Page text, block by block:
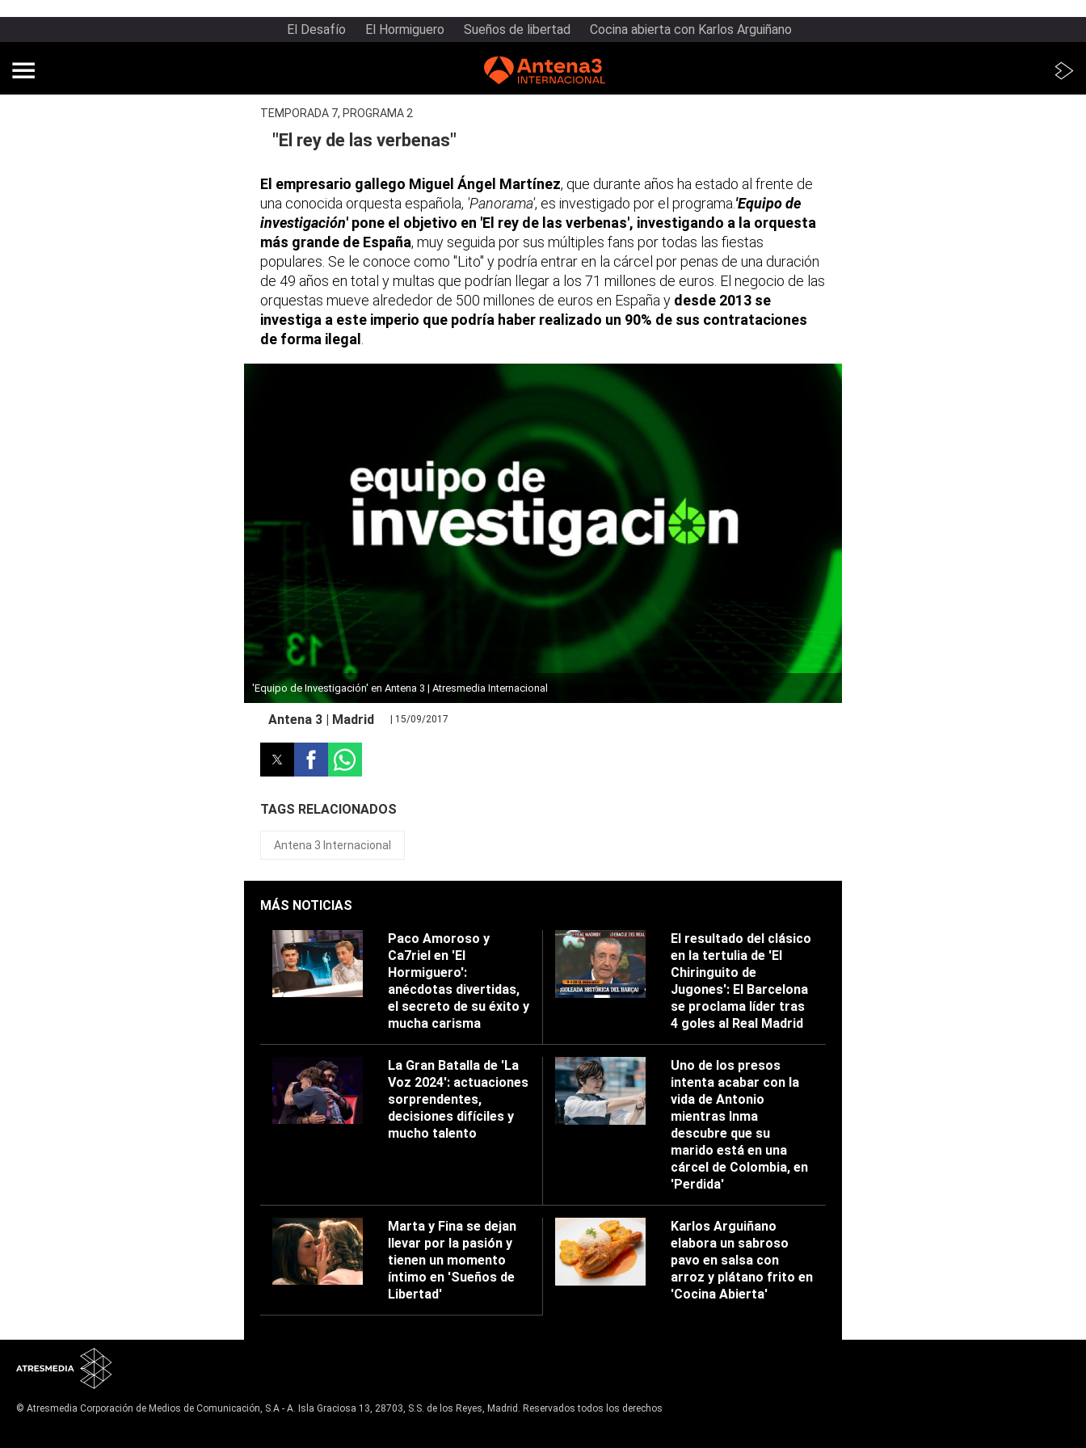
El Desafío El Hormiguero Sueños de libertad Cocina abierta con Karlos Arguiñano
TEMPORADA 7, PROGRAMA 2
"El rey de las verbenas"
El empresario gallego Miguel Ángel Martínez, que durante años ha estado al frente de
una conocida orquesta española, 'Panorama', es investigado por el programa. 'Equipo de
investigación' pone el objetivo en 'El rey de las verbenas', investigando a la orquesta
más grande de España, muy seguida por sus múltiples fans por todas las fiestas
populares. Se le conoce como "Lito" y podría entrar en la cárcel por penas de una duración
de 49 años en total y multas que podrían llegar a los 71 millones de euros. El negocio de las
orquestas mueve alrededor de 500 millones de euros en España y desde 2013 se
investiga a este imperio que podría haber realizado un 90% de sus contrataciones
de forma ilegal
'Equipo de Investigación' en Antena 3 | Atresmedia Internacional
Antena 3 | Madrid | 15/09/2017
TAGS RELACIONADOS
Antena 3 Internacional
MÁS NOTICIAS
Paco Amoroso y
Ca7riel en 'El
Hormiguero':
anécdotas divertidas,
el secreto de su éxito y
mucha carisma
El resultado del clásico
en la tertulia de 'El
Chiringuito de
Jugones': El Barcelona
se proclama líder tras
4 goles al Real Madrid
La Gran Batalla de 'La
Voz 2024': actuaciones
sorprendentes,
decisiones difíciles y
mucho talento
Uno de los presos
intenta acabar con la
vida de Antonio
mientras Inma
descubre que su
marido está en una
cárcel de Colombia, en
'Perdida'
Marta y Fina se dejan
llevar por la pasión y
tienen un momento
íntimo en 'Sueños de
Libertad'
Karlos Arguiñano
elabora un sabroso
pavo en salsa con
arroz y plátano frito en
'Cocina Abierta'
© Atresmedia Corporación de Medios de Comunicación, S.A - A. Isla Graciosa 13, 28703, S.S. de los Reyes, Madrid. Reservados todos los derechos